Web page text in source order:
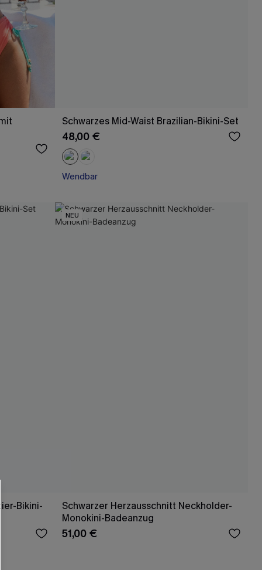
Schwarzes Mid-Waist Brazilian-Bikini-Set
48,00 €
Wendbar
Bikini-
NEU
Schwarzer Herzausschnitt Neckholder-
Monokini-Badeanzug
51,00 €